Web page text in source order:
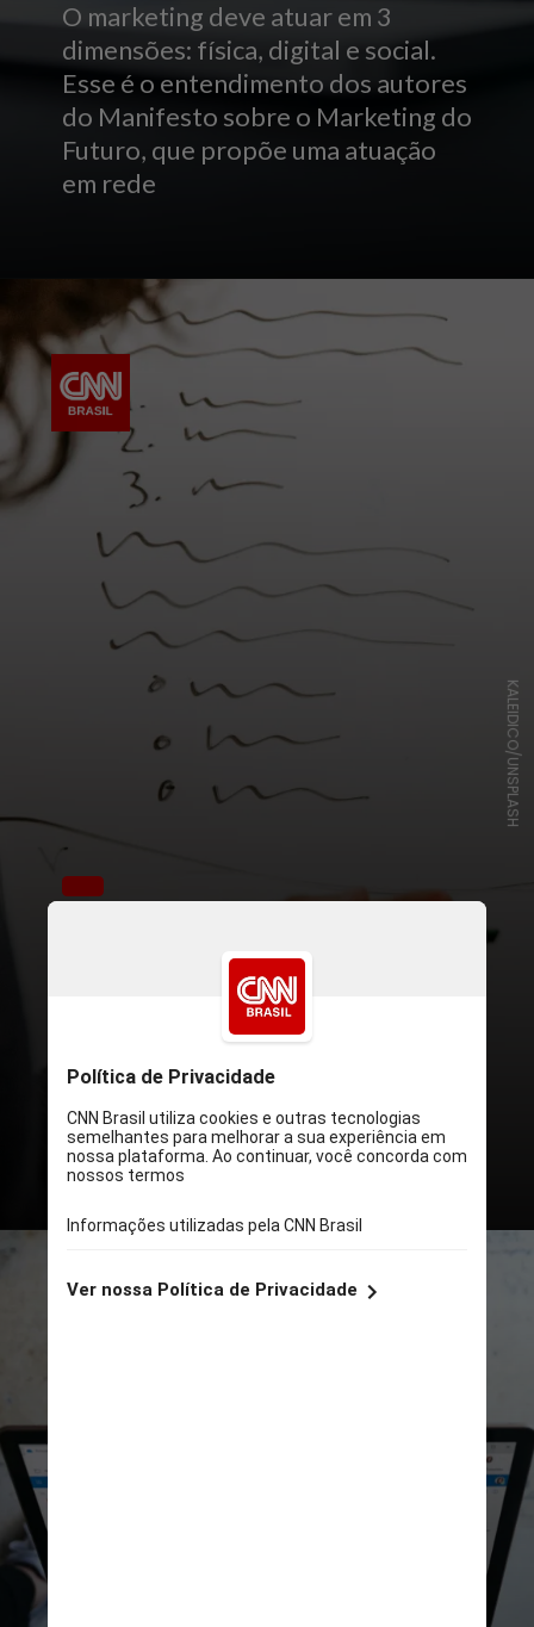
O marketing deve atuar em 3
dimensões: física, digital e social.
Esse é o entendimento dos autores
do Manifesto sobre o Marketing do
Futuro, que propõe uma atuação
em rede
Silvio Meira lançaram o documento
neste ano com o objetivo de gerar
um debate sobre a função dos
marqueteiros e descolar a imagem
da área do que fazem os
publicitários
KALEIDICO/UNSPLASH